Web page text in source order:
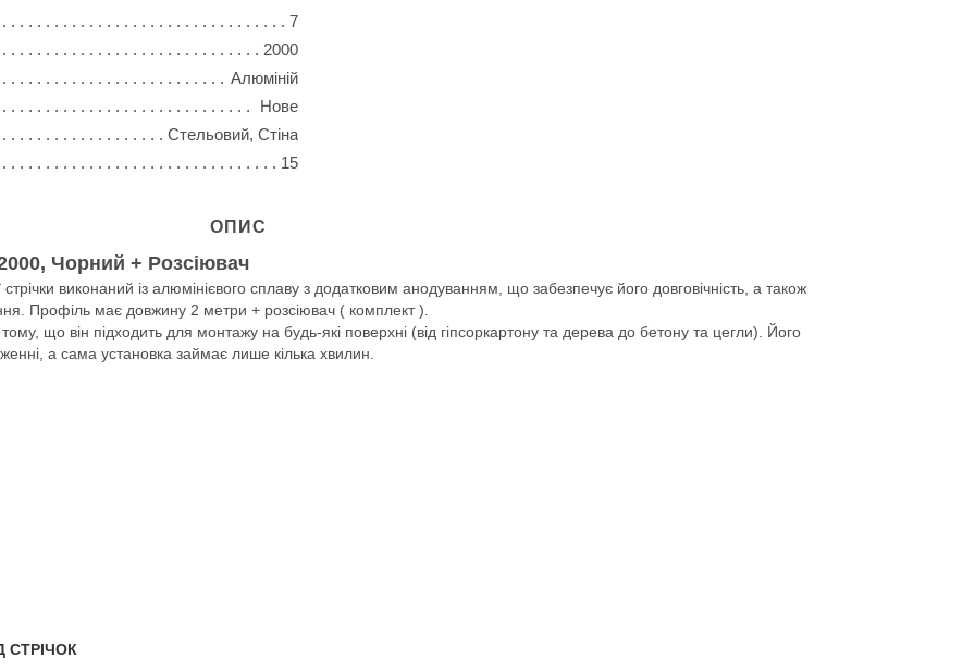
7
2000
Алюміній
Нове
Стельовий, Стіна
15
ОПИС
Чорний + Розсіювач
виконаний із алюмінієвого сплаву з додатковим анодуванням, що забезпечує його довговічність, а також
Профіль має довжину 2 метри + розсіювач ( комплект ).
що він підходить для монтажу на будь-які поверхні (від гіпсоркартону та дерева до бетону та цегли). Його
а сама установка займає лише кілька хвилин.
СТРІЧОК